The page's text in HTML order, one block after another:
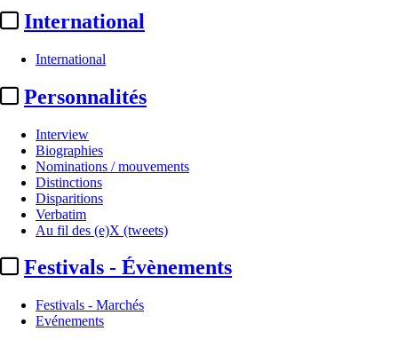
International
International
Personnalités
Interview
Biographies
Nominations / mouvements
Distinctions
Disparitions
Verbatim
Au fil des (e)X (tweets)
Festivals - Évènements
Festivals - Marchés
Evénements